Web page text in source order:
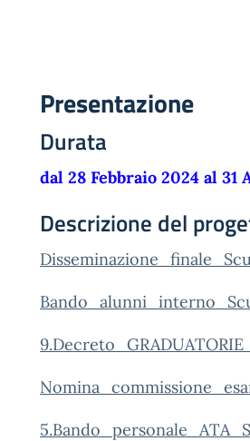
Presentazione
Durata
dal 28 Febbraio 2024 al 31
Descrizione del